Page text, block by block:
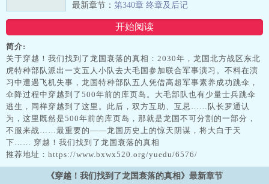
开始阅读
最新章节： 第340章 终章及后记
简介:
关于穿越！我们找到了龙国衰落的真相：2030年，龙国北方战区东北
虎特种部队派出一支五人小队去大毛国参加联合军事演习。不料在演
习中遭遇飞机失事，龙国特种部队五人凭借高超军事素养成功跳伞，
伞降过程中穿越到了500年前的库页岛。大毛部队也有少量士兵跳伞
逃生，同样穿越到了这里。此后，双方互助、互忌……队长罗通认
为，这里既然是500年前的库页岛，那就是龙国不可分割的一部分，
不服来战……最重要的——龙国历史上的惊天阴谋，将大白于天
下…… 穿越！我们找到了龙国衰落的真相
推荐地址：https://www.bxwx520.org/yuedu/6576/
《穿越！我们找到了龙国衰落的真相》最新章节